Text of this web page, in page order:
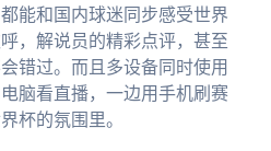
能和国内球迷同步感受世界
，解说员的精彩点评，甚至
错过。而且多设备同时使用
脑看直播，一边用手机刷赛
杯的氛围里。